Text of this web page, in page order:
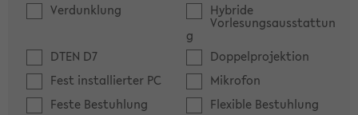
Verdunklung
Hybride
Vorlesungsausstattun
g
DTEN D7
Doppelprojektion
Fest installierter PC
Mikrofon
Feste Bestuhlung
Flexible Bestuhlung